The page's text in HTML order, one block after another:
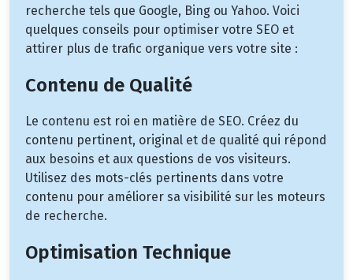
recherche tels que Google, Bing ou Yahoo. Voici
quelques conseils pour optimiser votre SEO et
attirer plus de trafic organique vers votre site :
Contenu de Qualité
Le contenu est roi en matière de SEO. Créez du
contenu pertinent, original et de qualité qui répond
aux besoins et aux questions de vos visiteurs.
Utilisez des mots-clés pertinents dans votre
contenu pour améliorer sa visibilité sur les moteurs
de recherche.
Optimisation Technique